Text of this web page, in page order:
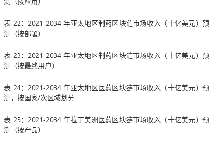
表 22：2021-2034 年亚太地区制药区块链市场收入（十亿美元）预
测（按部署）
表 23：2021-2034 年亚太地区制药区块链市场收入（十亿美元）预
测（按最终用户）
表 24：2021-2034 年亚太地区医药区块链市场收入（十亿美元）预
测，按国家/次区域划分
表 25：2021-2034 年拉丁美洲医药区块链市场收入（十亿美元）预
测（按产品）